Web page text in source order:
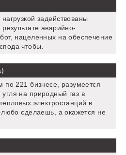
задействованы
аварийно-
нацеленных на обеспечение
чтобы.
по 221 бизнесе, разумеется
на природный газ в
электростанций в
сделаешь, а окажется не